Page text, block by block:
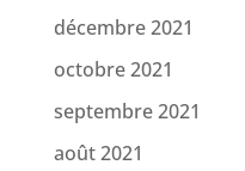
décembre 2021
octobre 2021
septembre 2021
août 2021